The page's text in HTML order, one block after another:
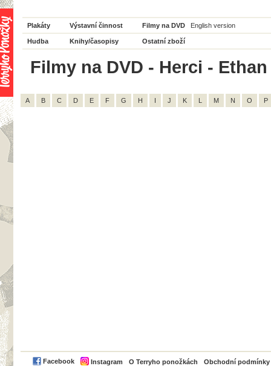
Plakáty Výstavní činnost Filmy na DVD English version
Hudba Knihy/časopisy Ostatní zboží
Filmy na DVD - Herci -
A B C D E F G H I J K L M N O P
Facebook Instagram O Terryho ponožkách Obchodní podmínky
PayPal